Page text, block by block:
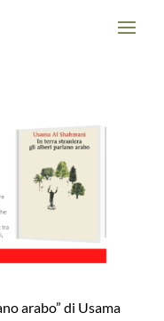
arabo” di Usama